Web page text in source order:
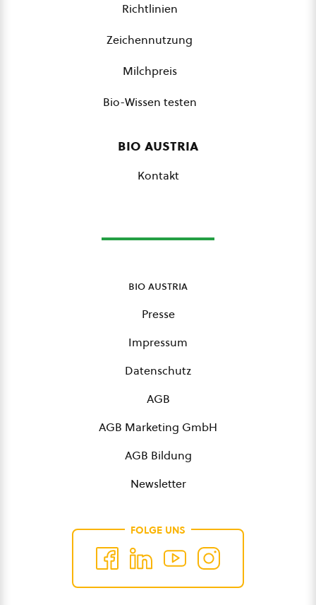
Richtlinien
Zeichennutzung
Milchpreis
Bio-Wissen testen
bio austria
Kontakt
bio austria
Presse
Impressum
Datenschutz
AGB
AGB Marketing GmbH
AGB Bildung
Newsletter
FOLGE UNS